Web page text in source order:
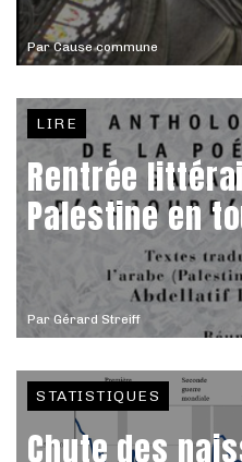
ParCause commune
Par Gérard Streiff
LIRE
Rentrée
Palestine en
STATISTIQUES
Chute des